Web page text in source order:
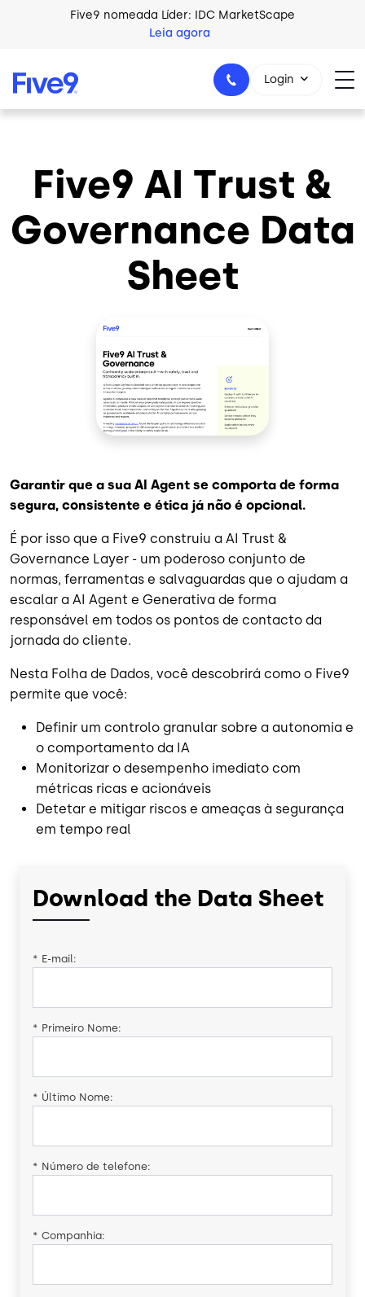
Skip to main contentFive9 nomeada Líder: IDC MarketScape
Leia agora
+44-330-808-5300
Login
Five9 AI Trust &
Governance Data
Sheet
Garantir que a sua AI Agent se comporta de forma
segura, consistente e ética já não é opcional.
É por isso que a Five9 construiu a AI Trust &
Governance Layer - um poderoso conjunto de
normas, ferramentas e salvaguardas que o ajudam a
escalar a AI Agent e Generativa de forma
responsável em todos os pontos de contacto da
jornada do cliente.
Nesta Folha de Dados, você descobrirá como o Five9
permite que você:
Definir um controlo granular sobre a autonomia e
o comportamento da IA
Monitorizar o desempenho imediato com
métricas ricas e acionáveis
Detetar e mitigar riscos e ameaças à segurança
em tempo real
Download the Data Sheet
* E-mail:
* Primeiro Nome:
* Último Nome:
* Número de telefone:
* Companhia: